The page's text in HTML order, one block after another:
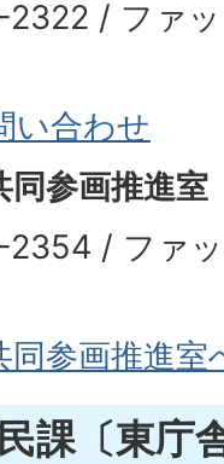
/ ファ
い合わせ
同参画推進室
/ ファ
同参画推進
課〔東庁